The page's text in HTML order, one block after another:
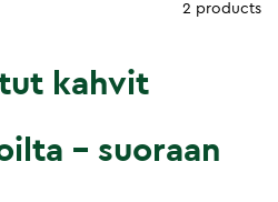
2 products
kahvit
– suoraan